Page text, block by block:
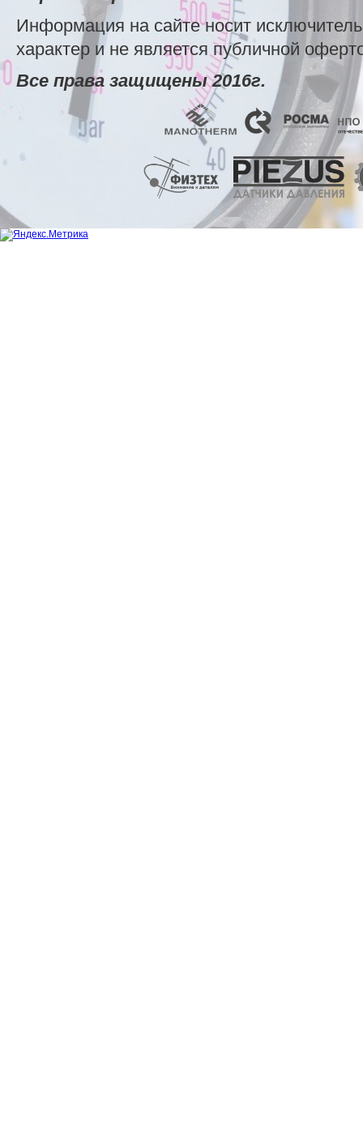
Информация на сайте носит
характер и не является публичной
Все права защищены 2016г.